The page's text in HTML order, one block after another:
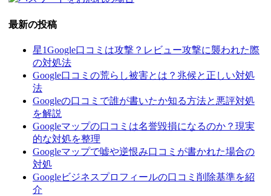
最新の投稿
星1Google口コミは攻撃？レビュー攻撃に襲われた際
の対処法
Google口コミの荒らし被害とは？兆候と正しい対処
法
Googleの口コミで誰が書いたか知る方法と悪評対処
を解説
Googleマップの口コミは名誉毀損になるのか？現実
的な対処を整理
Googleマップで嘘や逆恨み口コミが書かれた場合の
対処
Googleビジネスプロフィールの口コミ削除基準を紹
介